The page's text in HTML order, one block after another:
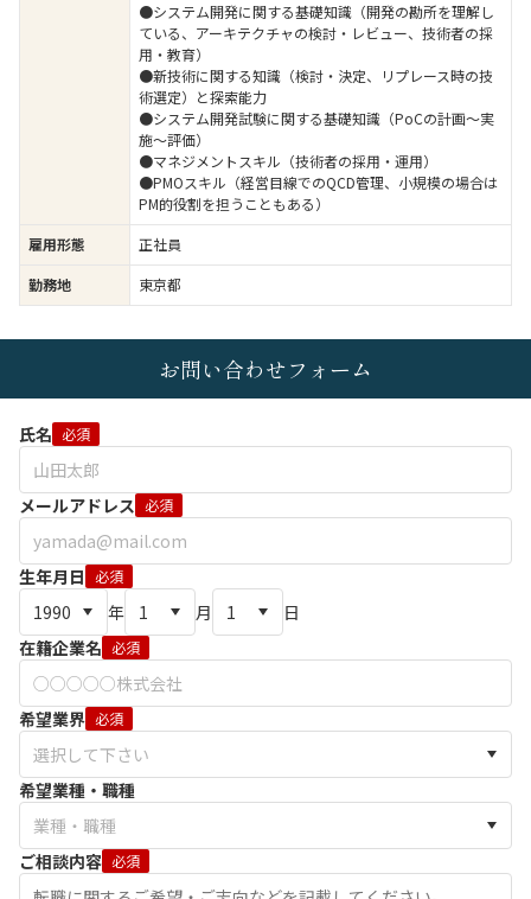
●システム開発に関する基礎知識（開発の勘所を理解し
ている、アーキテクチャの検討・レビュー、技術者の採
用・教育）
●新技術に関する知識（検討・決定、リプレース時の技
術選定）と探索能力
●システム開発試験に関する基礎知識（PoCの計画～実
施～評価）
●マネジメントスキル（技術者の採用・運用）
●PMOスキル（経営目線でのQCD管理、小規模の場合は
PM的役割を担うこともある）
雇用形態
正社員
勤務地
東京都
お問い合わせフォーム
氏名 必須
メールアドレス 必須
生年月日 必須
年 月
日
在籍企業名 必須
希望業界 必須
希望業種・職種
ご相談内容 必須